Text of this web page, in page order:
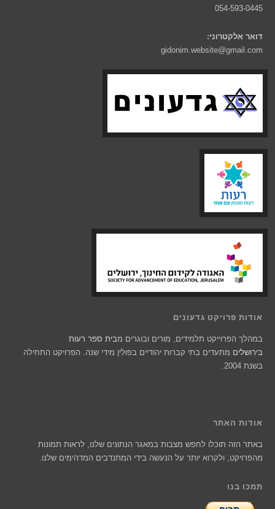
054-593-0445
דואר אלקטרוני:
gidonim.website@gmail.com
אודות פרויקט גדעונים
במהלך הפרוייקט תלמידים, מורים ובוגרים מבית ספר רעות
בירושלים מתעדים בתי קברות יהודיים בפולין מידי שנה. הפרויקט התחילה
בשנת 2004.
אודות האתר
באתר הזה תוכלו לחפש מצבות במאגר הנתונים שלנו, לראות תמונות
מהפרויקט, ולקרוא יותר על הנעשה בידי המתנדבים המדהימים שלנו.
תמכו בנו